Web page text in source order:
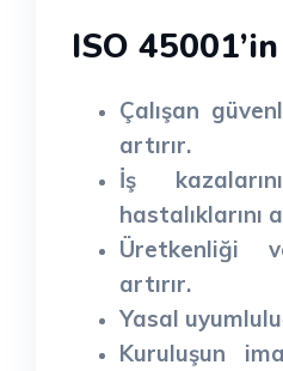
ISO
Çalışan
artırır.
İş
hastalıklarını
Üretkenliği
artırır.
Yasal
Kuruluşun